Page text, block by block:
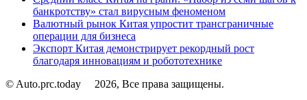
банкротству» стал вирусным феноменом
Валютный рынок Китая упростит трансграничные
операции для бизнеса
Экспорт Китая демонстрирует рекордный рост
благодаря инновациям и робототехнике
© Auto.prc.today
2026, Все права защищены.